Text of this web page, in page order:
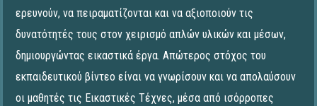
ερευνούν, να πειραματίζονται και να αξιοποιούν τις
δυνατότητές τους στον χειρισμό απλών υλικών και μέσων,
δημιουργώντας εικαστικά έργα. Απώτερος στόχος του
εκπαιδευτικού βίντεο είναι να γνωρίσουν και να απολαύσουν
οι μαθητές τις Εικαστικές Τέχνες, μέσα από ισόρροπες